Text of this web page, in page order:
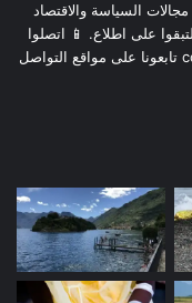
السياسة والاقتصاد
على اطلاع. 📱 اتصلوا
تابعونا على مواقع التواصل